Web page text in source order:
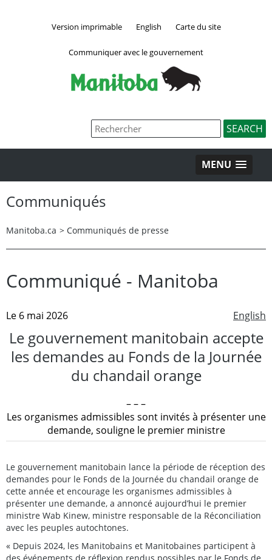
Version imprimable English Carte du site
Communiquer avec le gouvernement
MENU
Communiqués
Manitoba.ca > Communiqués de presse
Communiqué - Manitoba
English
Le 6 mai 2026
Le gouvernement manitobain accepte
les demandes au Fonds de la Journée
du chandail orange
– – –
Les organismes admissibles sont invités à présenter une
demande, souligne le premier ministre
Le gouvernement manitobain lance la période de réception des
demandes pour le Fonds de la Journée du chandail orange de
cette année et encourage les organismes admissibles à
présenter une demande, a annoncé aujourd’hui le premier
ministre Wab Kinew, ministre responsable de la Réconciliation
avec les peuples autochtones.
« Depuis 2024, les Manitobains et Manitobaines participent à